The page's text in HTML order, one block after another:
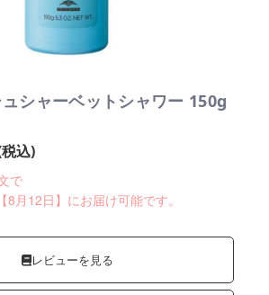
シャーベットシャワー 150g
込)
で
8月12日】にお届け可能です。
レビューを見る